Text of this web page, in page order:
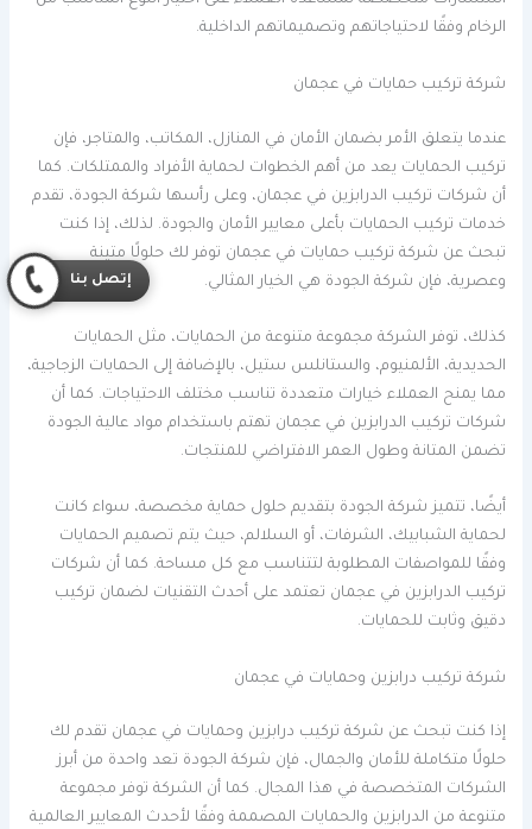
الرخام وفقًا لاحتياجاتهم وتصميماتهم الداخلية.
شركة تركيب حمايات في عجمان
عندما يتعلق الأمر بضمان الأمان في المنازل، المكاتب، والمتاجر، فإن
تركيب الحمايات يعد من أهم الخطوات لحماية الأفراد والممتلكات. كما
أن شركات تركيب الدرابزين في عجمان، وعلى رأسها شركة الجودة، تقدم
خدمات تركيب الحمايات بأعلى معايير الأمان والجودة. لذلك، إذا كنت
تبحث عن شركة تركيب حمايات في عجمان توفر لك حلولًا متينة
وعصرية، فإن شركة الجودة هي الخيار المثالي.
كذلك، توفر الشركة مجموعة متنوعة من الحمايات، مثل الحمايات
الحديدية، الألمنيوم، والستانلس ستيل، بالإضافة إلى الحمايات الزجاجية،
مما يمنح العملاء خيارات متعددة تناسب مختلف الاحتياجات. كما أن
شركات تركيب الدرابزين في عجمان تهتم باستخدام مواد عالية الجودة
تضمن المتانة وطول العمر الافتراضي للمنتجات.
أيضًا، تتميز شركة الجودة بتقديم حلول حماية مخصصة، سواء كانت
لحماية الشبابيك، الشرفات، أو السلالم، حيث يتم تصميم الحمايات
وفقًا للمواصفات المطلوبة لتتناسب مع كل مساحة. كما أن شركات
تركيب الدرابزين في عجمان تعتمد على أحدث التقنيات لضمان تركيب
دقيق وثابت للحمايات.
شركة تركيب درابزين وحمايات في عجمان
إذا كنت تبحث عن شركة تركيب درابزين وحمايات في عجمان تقدم لك
حلولًا متكاملة للأمان والجمال، فإن شركة الجودة تعد واحدة من أبرز
الشركات المتخصصة في هذا المجال. كما أن الشركة توفر مجموعة
متنوعة من الدرابزين والحمايات المصممة وفقًا لأحدث المعايير العالمية
إتصل بنا